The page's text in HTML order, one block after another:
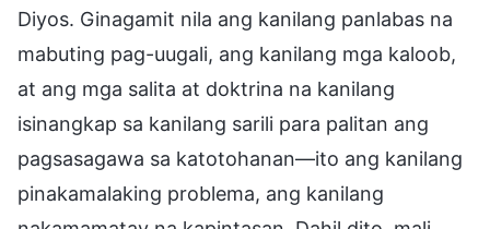
Diyos. Ginagamit nila ang kanilang panlabas na
mabuting pag-uugali, ang kanilang mga kaloob,
at ang mga salita at doktrina na kanilang
isinangkap sa kanilang sarili para palitan ang
pagsasagawa sa katotohanan—ito ang kanilang
pinakamalaking problema, ang kanilang